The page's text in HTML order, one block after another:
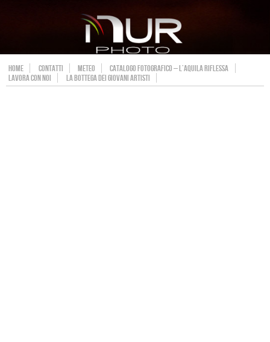
HOME CONTATTI METEO
CATALOGO FOTOGRAFICO – L’AQUILA RIFLESSA
LAVORA CON NOI
LA BOTTEGA DEI GIOVANI ARTISTI